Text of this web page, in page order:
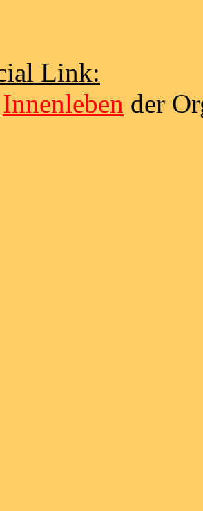
Link:
Innenleben der